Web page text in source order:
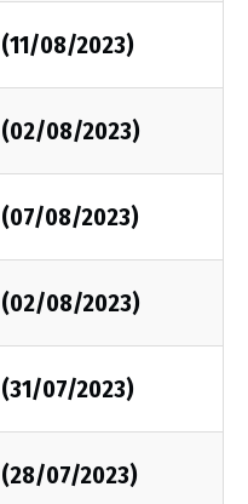
(11/08/2023)
(02/08/2023)
(07/08/2023)
(02/08/2023)
(31/07/2023)
(28/07/2023)